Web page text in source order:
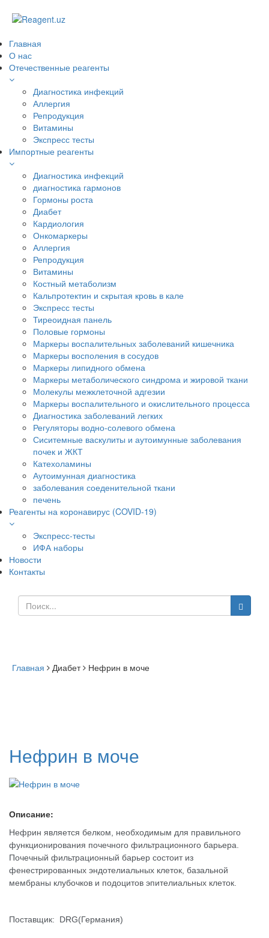
Главная
О нас
Отечественные реагенты
Диагностика инфекций
Аллергия
Репродукция
Витамины
Экспресс тесты
Импортные реагенты
Диагностика инфекций
диагностика гармонов
Гормоны роста
Диабет
Кардиология
Онкомаркеры
Аллергия
Репродукция
Витамины
Костный метаболизм
Кальпротектин и скрытая кровь в кале
Экспресс тесты
Тиреоидная панель
Половые гормоны
Маркеры воспалительных заболеваний кишечника
Маркеры восполения в сосудов
Маркеры липидного обмена
Маркеры метаболического синдрома и жировой ткани
Молекулы межклеточной адгезии
Маркеры воспалительного и окислительного процесса
Диагностика заболеваний легких
Регуляторы водно-солевого обмена
Сиситемные васкулиты и аутоимунные заболевания
почек и ЖКТ
Катехоламины
Аутоимунная диагностика
заболевания соеденительной ткани
печень
Реагенты на коронавирус (COVID-19)
Экспресс-тесты
ИФА наборы
Новости
Контакты
Главная Диабет Нефрин в моче
Нефрин в моче
Описание:
Нефрин является белком, необходимым для правильного
функционирования почечного фильтрационного барьера.
Почечный фильтрационный барьер состоит из
фенестрированных эндотелиальных клеток, базальной
мембраны клубочков и подоцитов эпителиальных клеток.
Поставщик: DRG(Германия)